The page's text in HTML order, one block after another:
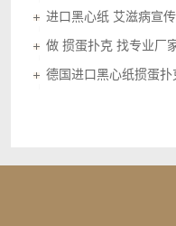
进口黑心纸 艾滋病宣
做 掼蛋扑克 找专业厂
德国进口黑心纸掼蛋扑